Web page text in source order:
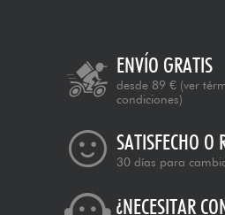
ENVÍO GRATIS
desde 89 € (ver
condiciones)
SATISFECHO O
30 días para
¿NECESITAR